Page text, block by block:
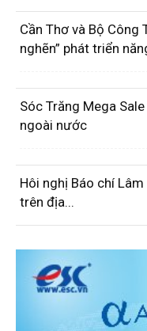
Cần Thơ và Bộ Công
nghẽn” phát triển
Sóc Trăng Mega
ngoài nước
Hôi nghị Báo chí
trên địa...